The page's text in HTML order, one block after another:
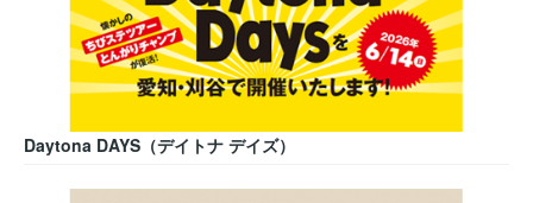
Daytona DAYS（デイトナ デイズ）